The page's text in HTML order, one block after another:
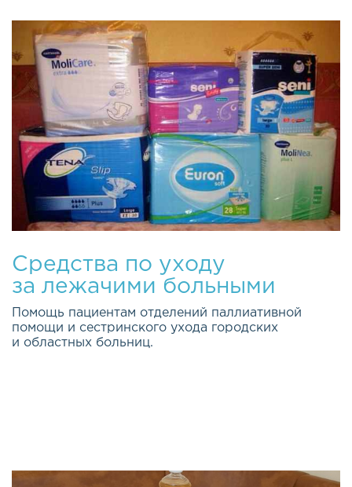
Средства по уходу
за лежачими больными
Помощь пациентам отделений паллиативной
помощи и сестринского ухода городских
и областных больниц.